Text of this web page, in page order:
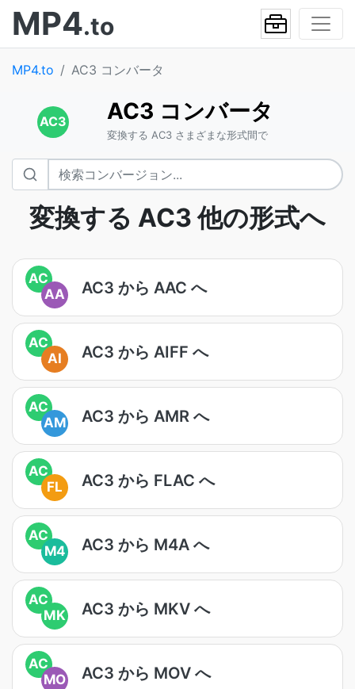
MP4.to
MP4.to AC3 コンバータ
AC3 AC3 コンバータ
変換する AC3 さまざまな形式間で
変換する AC3 他の形式へ
AC
AA
AC3 から AAC へ
AC
AI
AC3 から AIFF へ
AC
AM
AC3 から AMR へ
AC
FL
AC3 から FLAC へ
AC
M4
AC3 から M4A へ
AC
MK
AC3 から MKV へ
AC
MO
AC3 から MOV へ